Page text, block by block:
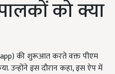
को क्या
app) की शुरूआत करते वक्त पीएम
उन्होंने इस दौरान कहा, इस ऐप में